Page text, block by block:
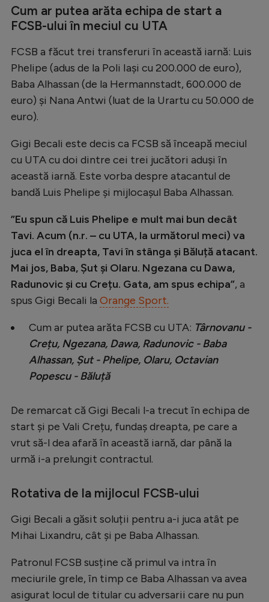
Stranieri
Clasamente
Tenis
Natație
Formula 1
Gimnastică
Rugby
Ciclism
Alte sporturi
JO 2024
Creează cont
Cum ar putea arăta echipa de start a
FCSB-ului în meciul cu UTA
FCSB a făcut trei transferuri în această iarnă: Luis
Phelipe (adus de la Poli Iași cu 200.000 de euro),
Baba Alhassan (de la Hermannstadt, 600.000 de
euro) și Nana Antwi (luat de la Urartu cu 50.000 de
euro).
Gigi Becali este decis ca FCSB să înceapă meciul
cu UTA cu doi dintre cei trei jucători aduși în
această iarnă. Este vorba despre atacantul de
bandă Luis Phelipe și mijlocașul Baba Alhassan.
”Eu spun că Luis Phelipe e mult mai bun decât
Tavi. Acum (n.r. – cu UTA, la următorul meci) va
juca el în dreapta, Tavi în stânga și Băluță atacant.
Mai jos, Baba, Șut și Olaru. Ngezana cu Dawa,
Radunovic și cu Crețu. Gata, am spus echipa”, a
spus Gigi Becali la Orange Sport.
Cum ar putea arăta FCSB cu UTA: Târnovanu -
Crețu, Ngezana, Dawa, Radunovic - Baba
Alhassan, Șut - Phelipe, Olaru, Octavian
Popescu - Băluță
De remarcat că Gigi Becali l-a trecut în echipa de
start și pe Vali Crețu, fundaș dreapta, pe care a
vrut să-l dea afară în această iarnă, dar până la
urmă i-a prelungit contractul.
Rotativa de la mijlocul FCSB-ului
Gigi Becali a găsit soluții pentru a-i juca atât pe
Mihai Lixandru, cât și pe Baba Alhassan.
Patronul FCSB susține că primul va intra în
meciurile grele, în timp ce Baba Alhassan va avea
asigurat locul de titular cu adversarii care nu pun